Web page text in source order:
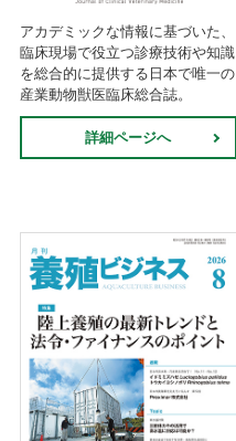
アカデミックな情報に基づいた、
臨床現場で役立つ診療技術や知識
を総合的に提供する日本で唯一の
産業動物獣医臨床総合誌。
詳細ページへ